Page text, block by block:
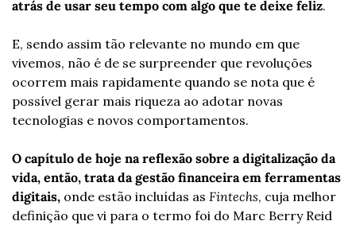
atrás de usar seu tempo com algo que te deixe feliz.
E, sendo assim tão relevante no mundo em que
vivemos, não é de se surpreender que revoluções
ocorrem mais rapidamente quando se nota que é
possível gerar mais riqueza ao adotar novas
tecnologias e novos comportamentos.
O capítulo de hoje na reflexão sobre a digitalização da
vida, então, trata da gestão financeira em ferramentas
digitais, onde estão incluídas as Fintechs, cuja melhor
definição que vi para o termo foi do Marc Berry Reid